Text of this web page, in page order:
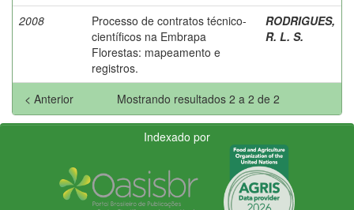
2008
Processo de contratos técnico-
científicos na Embrapa
Florestas: mapeamento e
registros.
RODRIGUES,
R. L. S.
Mostrando resultados 2 a 2 de 2
< Anterior
Indexado por